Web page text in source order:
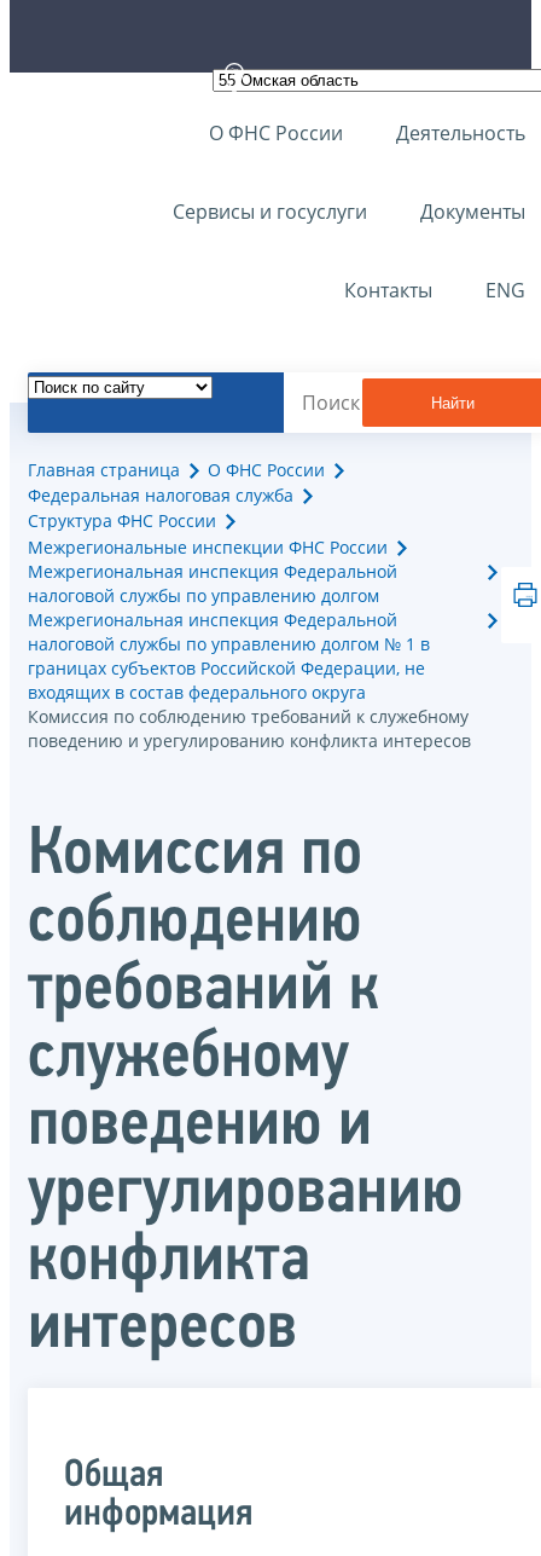
О ФНС России Деятельность
Сервисы и госуслуги Документы
Контакты ENG
Найти
Главная страница
О ФНС России
Федеральная налоговая служба
Структура ФНС России
Межрегиональные инспекции ФНС России
Межрегиональная инспекция Федеральной
налоговой службы по управлению долгом
Межрегиональная инспекция Федеральной
налоговой службы по управлению долгом № 1 в
границах субъектов Российской Федерации, не
входящих в состав федерального округа
Комиссия по соблюдению требований к служебному
поведению и урегулированию конфликта интересов
Комиссия по
соблюдению
требований к
служебному
поведению и
урегулированию
конфликта
интересов
Общая
информация